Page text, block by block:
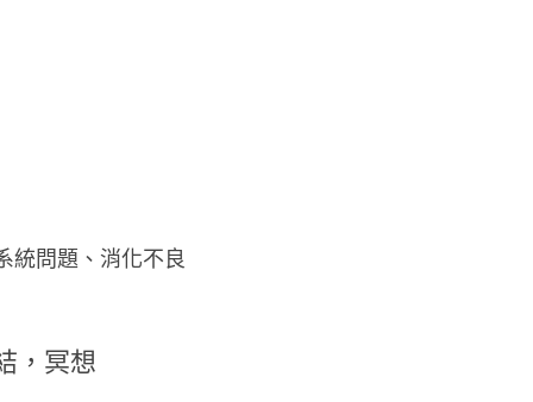
統問題、消化不良
，冥想